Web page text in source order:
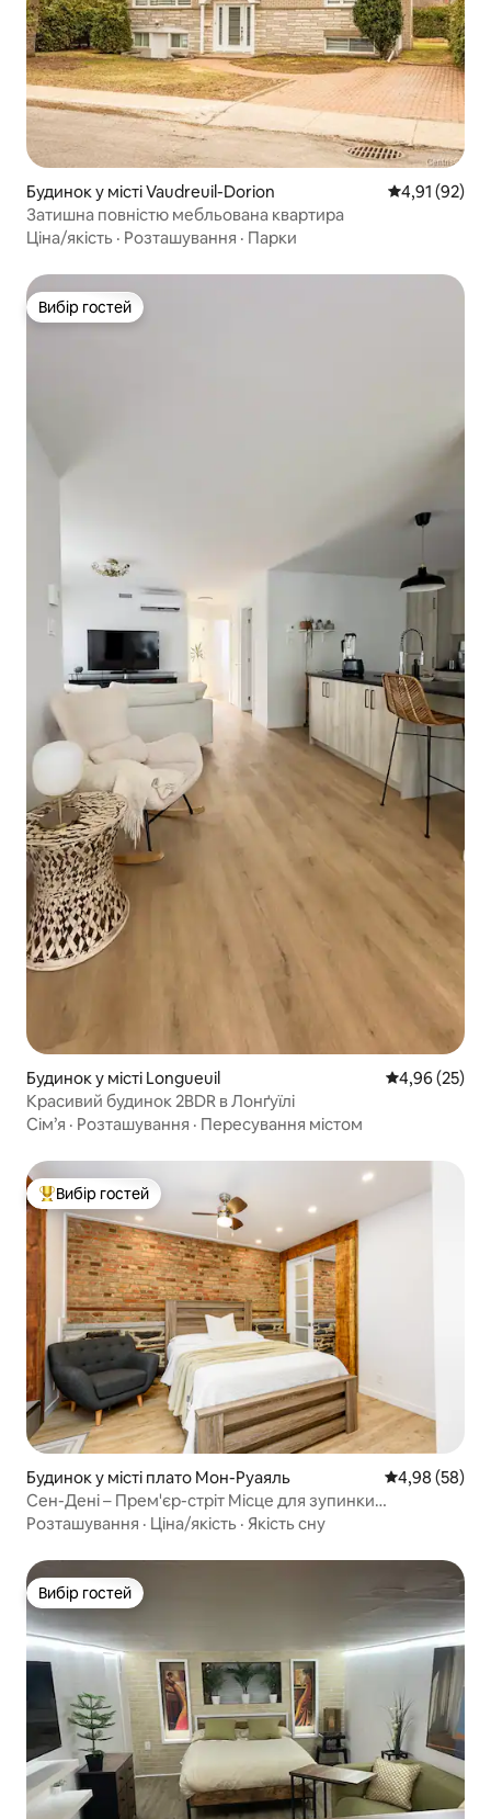
Будинок у місті Vaudreuil-Dorion Середня
4,91 (92)
Затишна повністю мебльована квартира
Ціна/якість · Розташування · Парки
Вибір гостей
Вибір гостей
Будинок у місті Longueuil Середня
4,96 (25)
Красивий будинок 2BDR в Лонґуїлі
Сім’я · Розташування · Пересування містом
Топ вибір гостей
Вибір гостей
Будинок у місті плато Мон-Руаяль Середня
4,98 (58)
Сен-Дені – Прем'єр-стріт Місце для зупинки
мандрівників
Розташування · Ціна/якість · Якість сну
Вибір гостей
Вибір гостей